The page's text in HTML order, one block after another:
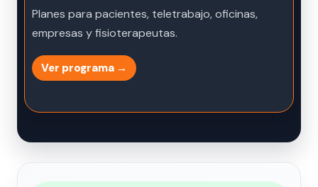
Planes para pacientes, teletrabajo, oficinas,
empresas y fisioterapeutas.
Ver programa →